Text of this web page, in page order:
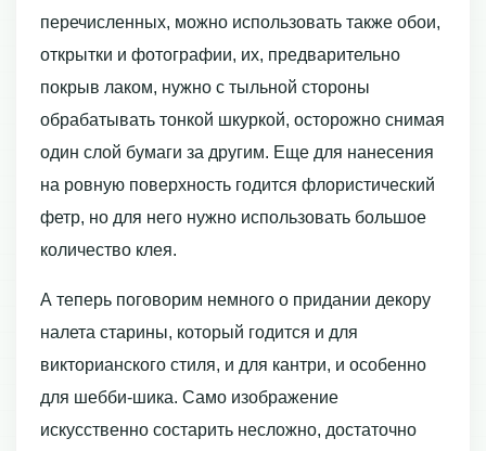
перечисленных, можно использовать также обои,
открытки и фотографии, их, предварительно
покрыв лаком, нужно с тыльной стороны
обрабатывать тонкой шкуркой, осторожно снимая
один слой бумаги за другим. Еще для нанесения
на ровную поверхность годится флористический
фетр, но для него нужно использовать большое
количество клея.
А теперь поговорим немного о придании декору
налета старины, который годится и для
викторианского стиля, и для кантри, и особенно
для шебби-шика. Само изображение
искусственно состарить несложно, достаточно